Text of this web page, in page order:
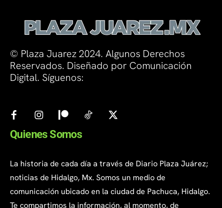
© Plaza Juarez 2024. Algunos Derechos
Reservados. Diseñado por Comunicación
Digital. Síguenos:
Quienes Somos
La historia de cada día a través de Diario Plaza Juárez;
noticias de Hidalgo, Mx. Somos un medio de
comunicación ubicado en la ciudad de Pachuca, Hidalgo.
Te compartimos la información, al momento, de